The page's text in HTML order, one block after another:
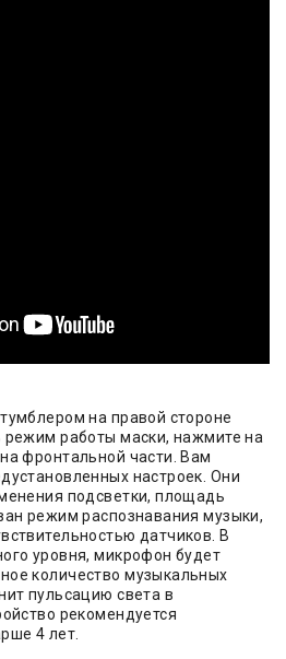
на правой стороне
режим работы маски, нажмите на
фронтальной части. Вам
настроек. Они
подсветки, площадь
режим распознавания музыки,
датчиков. В
уровня, микрофон будет
количество музыкальных
пульсацию света в
рекомендуется
4 лет.